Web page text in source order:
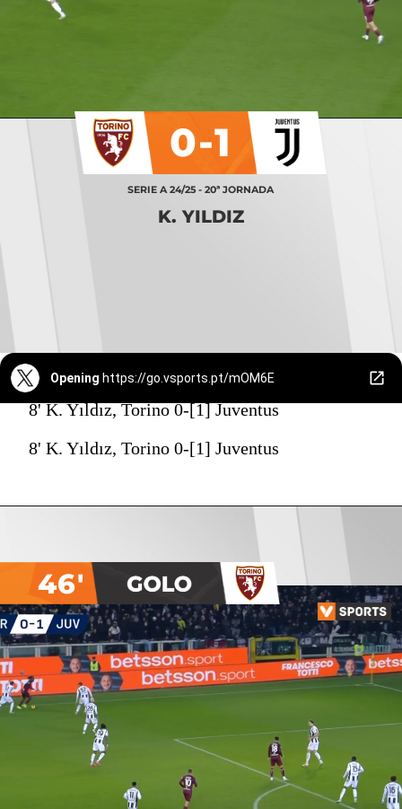
SERIE A 24/25 - 20ª JORNADA
K. YILDIZ
0-1
Opening https://go.vsports.pt/mOM6E
8' K. Yıldız, Torino 0-[1] Juventus
8' K. Yıldız, Torino 0-[1] Juventus
46'